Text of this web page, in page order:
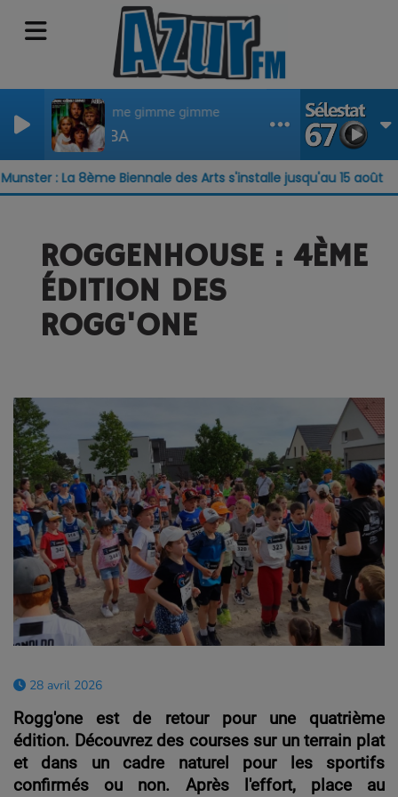
Gimme gimme gimme
ABBA
: La 8ème Biennale des Arts s'installe jusqu'au 15 août
ROGGENHOUSE : 4ÈME
ÉDITION DES
ROGG'ONE
28 avril 2026
Rogg'one est de retour pour une quatrième
édition. Découvrez des courses sur un terrain plat
et dans un cadre naturel pour les sportifs
confirmés ou non. Après l'effort, place au